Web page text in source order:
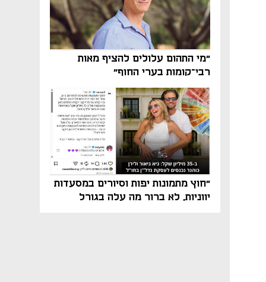
"מי התהום עלולים להציף מאות
רבי־קומות בערי החוף"
"חוץ מתמונות יפות וסיורים במסעדות
יווניות, לא ברור מה עלה בגורל